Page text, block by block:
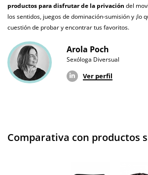
productos para disfrutar de la privación del
los sentidos, juegos de dominación-sumisión y ¡lo
cuestión de probar y encontrar tus favoritos.
Arola Poch
Sexóloga Diversual
Ver perfil
Comparativa con productos